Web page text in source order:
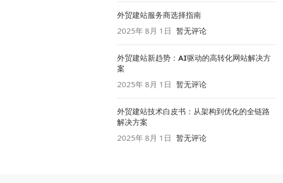
外贸建站服务商选择指南
2025年 8月 1日 暂无评论
外贸建站新趋势：AI驱动的高转化网站解决方
案
2025年 8月 1日 暂无评论
外贸建站技术白皮书：从架构到优化的全链路
解决方案
2025年 8月 1日 暂无评论